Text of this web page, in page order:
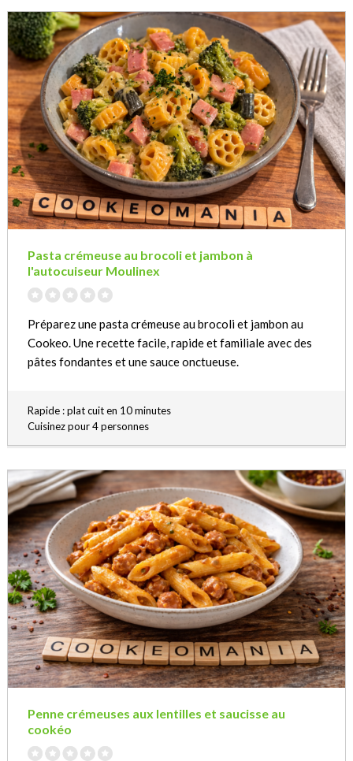
Pasta crémeuse au brocoli et jambon à
l'autocuiseur Moulinex
Préparez une pasta crémeuse au brocoli et jambon au
Cookeo. Une recette facile, rapide et familiale avec des
pâtes fondantes et une sauce onctueuse.
Rapide : plat cuit en 10 minutes
Cuisinez pour 4 personnes
Penne crémeuses aux lentilles et saucisse au
cookéo